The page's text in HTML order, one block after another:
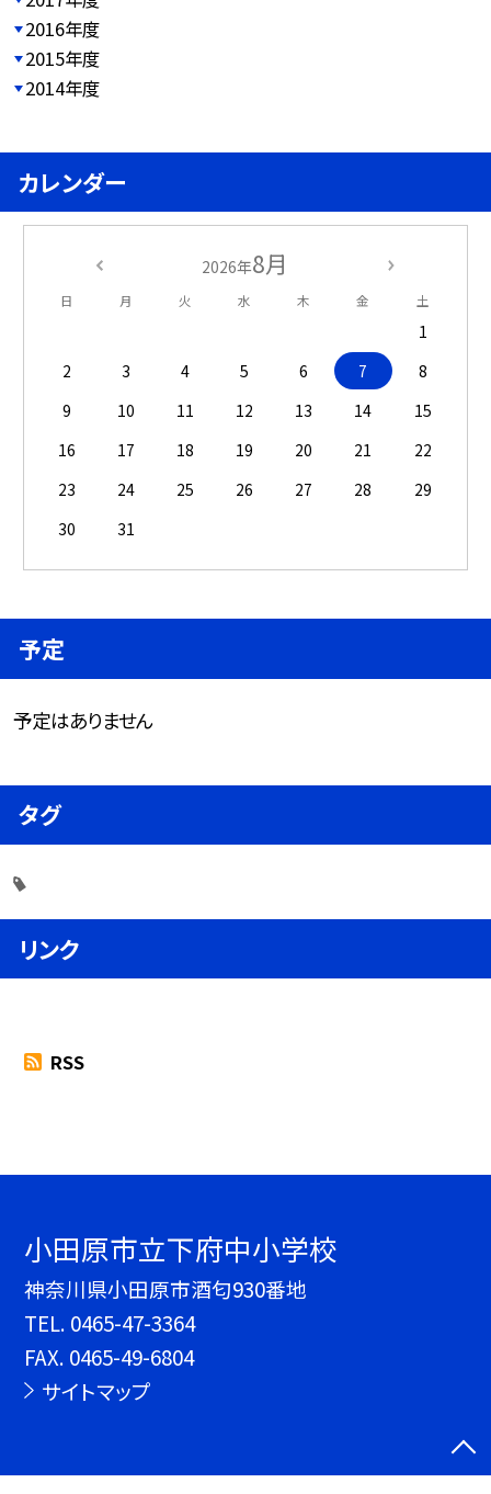
2016年度
2015年度
2014年度
カレンダー
2026年8月
日 月 火 水 木 金 土
1
2
3 4 5 6 7
8
9
10 11 12 13 14
15
16
17 18 19 20 21
22
23
24 25 26 27 28
29
30
31
予定
予定はありません
タグ
リンク
RSS
小田原市立下府中小学校
神奈川県小田原市酒匂930番地
TEL. 0465-47-3364
FAX. 0465-49-6804
サイトマップ